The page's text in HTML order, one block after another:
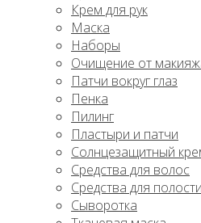
Крем для рук
Маска
Наборы
Очищение от
Патчи вокруг глаз
Пенка
Пилинг
Пластыри и патчи
Солнцезащитный
Средства для волос
Средства для
Сыворотка